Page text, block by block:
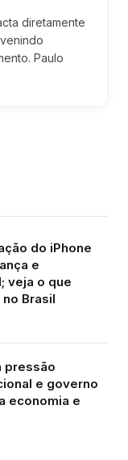
diretamente
Paulo
do iPhone
e
veja o que
Brasil
pressão
e governo
economia e